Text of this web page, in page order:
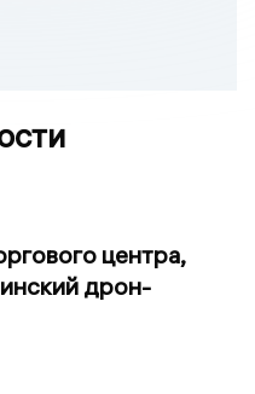
центра,
дрон-